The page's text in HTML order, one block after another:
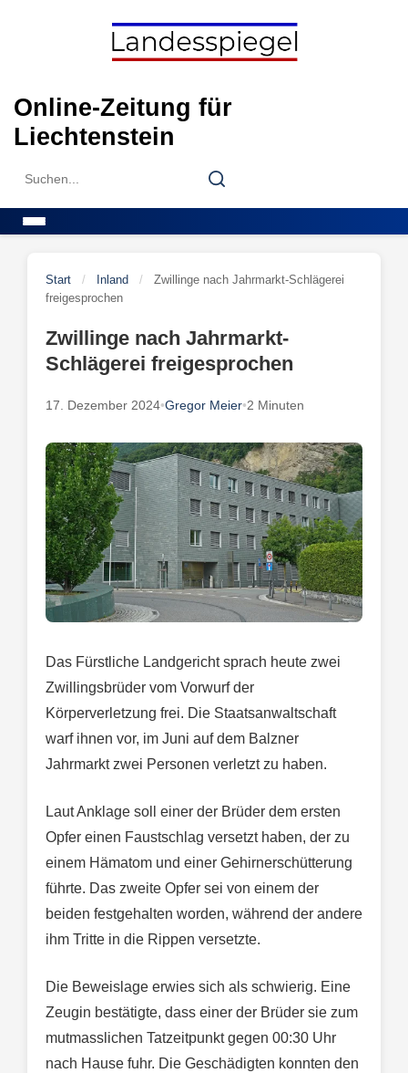
Online-Zeitung für
Liechtenstein
Search
Search
Start / Inland /
Zwillinge nach Jahrmarkt-Schlägerei
freigesprochen
Zwillinge nach Jahrmarkt-
Schlägerei freigesprochen
17. Dezember 2024•Gregor Meier•2 Minuten
Das Fürstliche Landgericht sprach heute zwei
Zwillingsbrüder vom Vorwurf der
Körperverletzung frei. Die Staatsanwaltschaft
warf ihnen vor, im Juni auf dem Balzner
Jahrmarkt zwei Personen verletzt zu haben.
Laut Anklage soll einer der Brüder dem ersten
Opfer einen Faustschlag versetzt haben, der zu
einem Hämatom und einer Gehirnerschütterung
führte. Das zweite Opfer sei von einem der
beiden festgehalten worden, während der andere
ihm Tritte in die Rippen versetzte.
Die Beweislage erwies sich als schwierig. Eine
Zeugin bestätigte, dass einer der Brüder sie zum
mutmasslichen Tatzeitpunkt gegen 00:30 Uhr
nach Hause fuhr. Die Geschädigten konnten den